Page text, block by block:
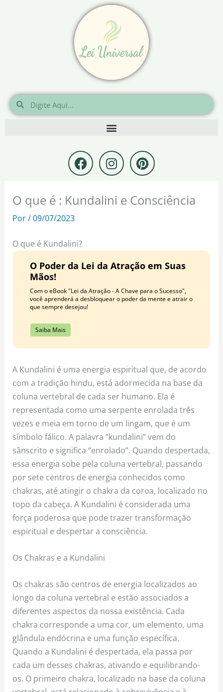
Pesquisar
Pesquisar
F
a
c
e
b
k
I
n
s
t
a
m
P
i
n
t
e
t
O que é : Kundalini e Consciência
Por/09/07/2023
O que é Kundalini?
O Poder da Lei da Atração em Suas
Mãos!
Com o eBook "Lei da Atração - A Chave para o Sucesso",
você aprenderá a desbloquear o poder da mente e atrair o
que sempre desejou!
Saiba Mais
A Kundalini é uma energia espiritual que, de acordo
com a tradição hindu, está adormecida na base da
coluna vertebral de cada ser humano. Ela é
representada como uma serpente enrolada três
vezes e meia em torno de um lingam, que é um
símbolo fálico. A palavra “kundalini” vem do
sânscrito e significa “enrolado”. Quando despertada,
essa energia sobe pela coluna vertebral, passando
por sete centros de energia conhecidos como
chakras, até atingir o chakra da coroa, localizado no
topo da cabeça. A Kundalini é considerada uma
força poderosa que pode trazer transformação
espiritual e despertar a consciência.
Os Chakras e a Kundalini
Os chakras são centros de energia localizados ao
longo da coluna vertebral e estão associados a
diferentes aspectos da nossa existência. Cada
chakra corresponde a uma cor, um elemento, uma
glândula endócrina e uma função específica.
Quando a Kundalini é despertada, ela passa por
cada um desses chakras, ativando e equilibrando-
os. O primeiro chakra, localizado na base da coluna